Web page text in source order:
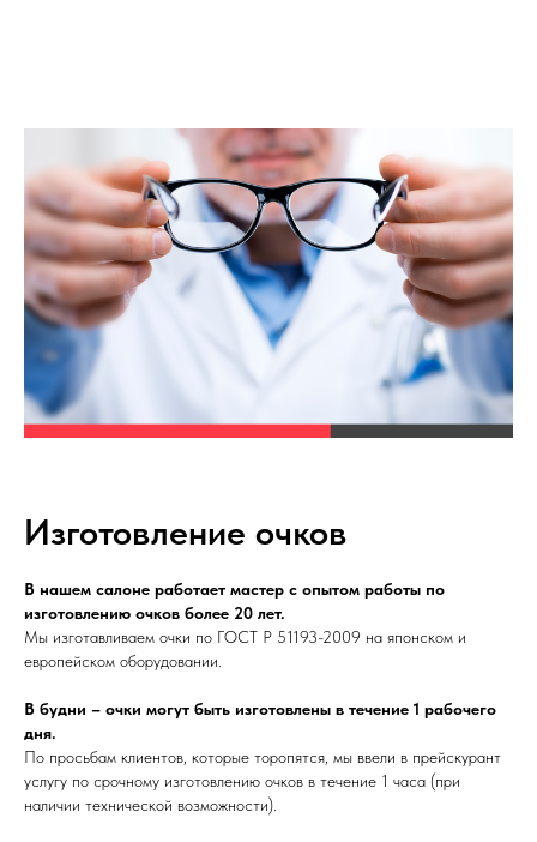
Изготовление очков
В нашем салоне работает мастер с опытом работы по
изготовлению очков более 20 лет.
Мы изготавливаем очки по ГОСТ Р 51193-2009 на японском и
европейском оборудовании.
В будни – очки могут быть изготовлены в течение 1 рабочего
дня.
По просьбам клиентов, которые торопятся, мы ввели в прейскурант
услугу по срочному изготовлению очков в течение 1 часа (при
наличии технической возможности).